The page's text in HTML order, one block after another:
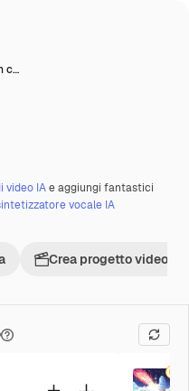
c…
video IAe aggiungi fantastici
vocale IA
Crea progetto video